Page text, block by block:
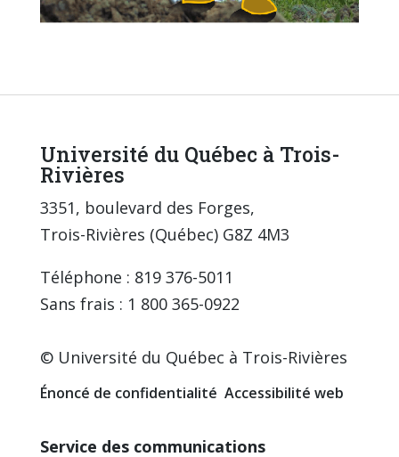
Université du Québec à Trois-
Rivières
3351, boulevard des Forges,
Trois-Rivières (Québec) G8Z 4M3
Téléphone : 819 376-5011
Sans frais : 1 800 365-0922
© Université du Québec à Trois-Rivières
Énoncé de confidentialité Accessibilité web
Service des communications